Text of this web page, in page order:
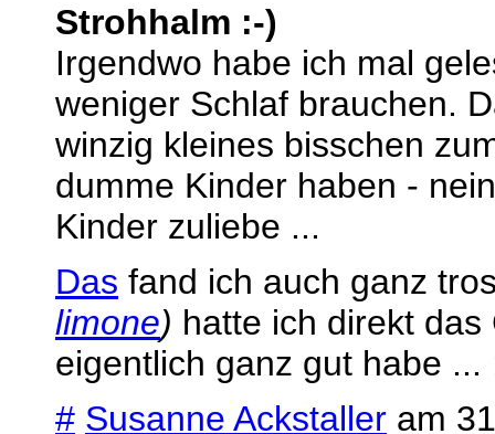
Strohhalm :-)
Irgendwo habe ich mal
weniger Schlaf brauchen.
winzig kleines bisschen
dumme Kinder haben -
Kinder zuliebe ...
Das fand ich auch ganz
limone) hatte ich direkt
eigentlich ganz gut habe ...
# Susanne Ackstaller am